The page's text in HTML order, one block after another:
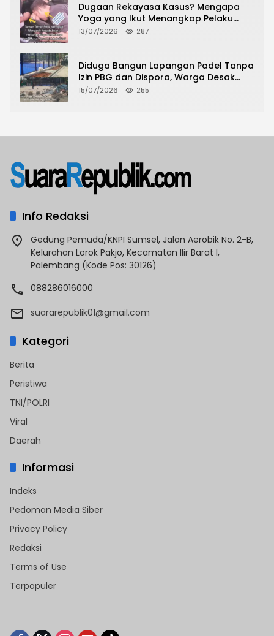
Dugaan Rekayasa Kasus? Mengapa
Yoga yang Ikut Menangkap Pelaku
Pencurian Toko Ponsel di Pancur Batu
13/07/2026 287
Diduga Bangun Lapangan Padel Tanpa
Izin PBG dan Dispora, Warga Desak
CKTRP dan Dispora Jakarta Barat
15/07/2026 255
Info Redaksi
Gedung Pemuda/KNPI Sumsel, Jalan Aerobik No. 2-B,
Kelurahan Lorok Pakjo, Kecamatan Ilir Barat I,
Palembang (Kode Pos: 30126)
088286016000
suararepublik01@gmail.com
Kategori
Berita
Peristiwa
TNI/POLRI
Viral
Daerah
Informasi
Indeks
Pedoman Media Siber
Privacy Policy
Redaksi
Terms of Use
Terpopuler